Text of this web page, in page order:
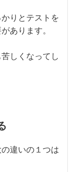
りとテストを
あります。
しくなってし
違いの１つは